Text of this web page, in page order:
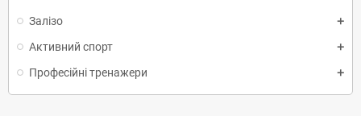
Залізо
Активний спорт
Професійні тренажери